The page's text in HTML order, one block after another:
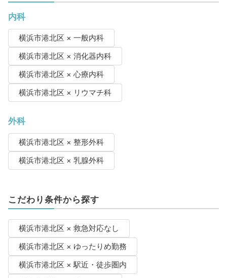
内科
横浜市港北区 × 一般内科
横浜市港北区 × 消化器内科
横浜市港北区 × 心療内科
横浜市港北区 × リウマチ科
外科
横浜市港北区 × 整形外科
横浜市港北区 × 乳腺外科
こだわり条件から探す
横浜市港北区 × 救急対応なし
横浜市港北区 × ゆったりめ勤務
横浜市港北区 × 駅近・徒歩圏内